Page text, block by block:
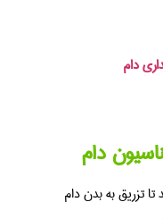
دام
دام
تزریق به بدن دام